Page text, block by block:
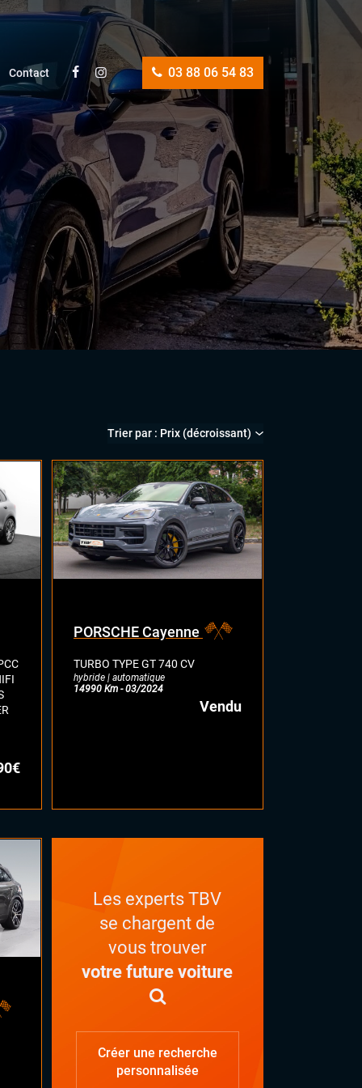
03 88 06 54 83
Contact
PORSCHE Cayenne
TURBO TYPE GT 740 CV
hybride | automatique
14990 Km - 03/2024
Vendu
Les experts TBV
se chargent de
vous trouver
votre future voiture
Créer une recherche
personnalisée